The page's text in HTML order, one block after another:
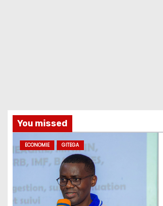
You missed
ECONOMIE GITEGA